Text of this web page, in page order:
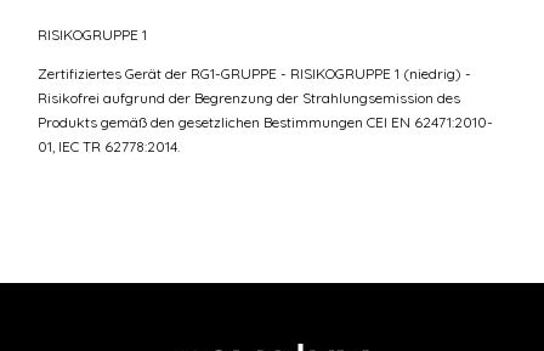
RISIKOGRUPPE 1
Zertifiziertes Gerät der RG1-GRUPPE - RISIKOGRUPPE 1 (niedrig) -
Risikofrei aufgrund der Begrenzung der Strahlungsemission des
Produkts gemäß den gesetzlichen Bestimmungen CEI EN 62471:2010-
01, IEC TR 62778:2014.